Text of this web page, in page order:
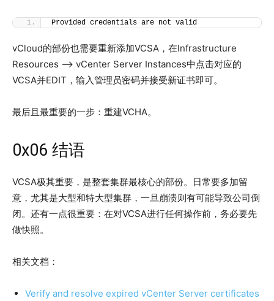
Provided credentials are not valid
vCloud的部份也需要重新添加VCSA，在Infrastructure
Resources –> vCenter Server Instances中点击对应的
VCSA并EDIT，输入管理员密码并接受新证书即可。
最后且最重要的一步：重建VCHA。
0x06 结语
VCSA极其重要，是整套集群最核心的部份。日常要多加留
意，尤其是大型和特大型集群，一旦崩溃则有可能导致公司倒
闭。还有一点很重要：在对VCSA进行任何操作前，务必要先
做快照。
相关文档：
Verify and resolve expired vCenter Server certificates